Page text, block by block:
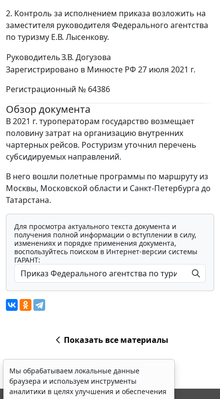
2. Контроль за исполнением приказа возложить на
заместителя руководителя Федерального агентства
по туризму Е.В. Лысенкову.
РуководительЗ.В. Догузова
Зарегистрировано в Минюсте РФ 27 июля 2021 г.
Регистрационный № 64386
Обзор документа
В 2021 г. туроператорам государство возмещает
половину затрат на организацию внутренних
чартерных рейсов. Ростуризм уточнил перечень
субсидируемых направлений.
В него вошли полетные программы по маршруту из
Москвы, Московской области и Санкт-Петербурга до
Татарстана.
Для просмотра актуального текста документа и
получения полной информации о вступлении в силу,
изменениях и порядке применения документа,
воспользуйтесь поиском в Интернет-версии системы
ГАРАНТ:
Показать все материалы
Мы обрабатываем локальные данные
браузера и используем инструменты
аналитики в целях улучшения и обеспечения